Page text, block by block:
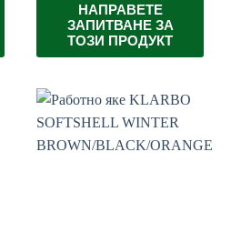
НАПРАВЕТЕ
ЗАПИТВАНЕ ЗА
ТОЗИ ПРОДУКТ